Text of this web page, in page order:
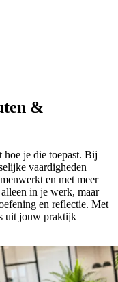
&
hoe je die toepast. Bij
vaardigheden
en met meer
in je werk, maar
en reflectie. Met
uit jouw praktijk